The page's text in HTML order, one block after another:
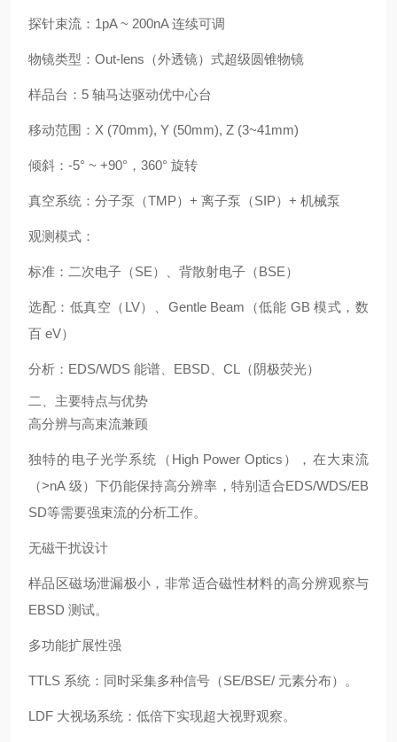
探针束流：1pA ~ 200nA 连续可调
物镜类型：Out-lens（外透镜）式超级圆锥物镜
样品台：5 轴马达驱动优中心台
移动范围：X (70mm), Y (50mm), Z (3~41mm)
倾斜：-5° ~ +90°，360° 旋转
真空系统：分子泵（TMP）+ 离子泵（SIP）+ 机械泵
观测模式：
标准：二次电子（SE）、背散射电子（BSE）
选配：低真空（LV）、Gentle Beam（低能 GB 模式，数
百 eV）
分析：EDS/WDS 能谱、EBSD、CL（阴极荧光）
二、主要特点与优势
高分辨与高束流兼顾
独特的电子光学系统（High Power Optics），在大束流
（>nA 级）下仍能保持高分辨率，特别适合EDS/WDS/EB
SD等需要强束流的分析工作。
无磁干扰设计
样品区磁场泄漏极小，非常适合磁性材料的高分辨观察与
EBSD 测试。
多功能扩展性强
TTLS 系统：同时采集多种信号（SE/BSE/ 元素分布）。
LDF 大视场系统：低倍下实现超大视野观察。